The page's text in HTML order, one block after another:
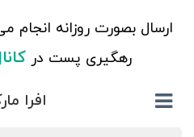
ارسال بصورت روزانه
رهگیری پست در
افرا